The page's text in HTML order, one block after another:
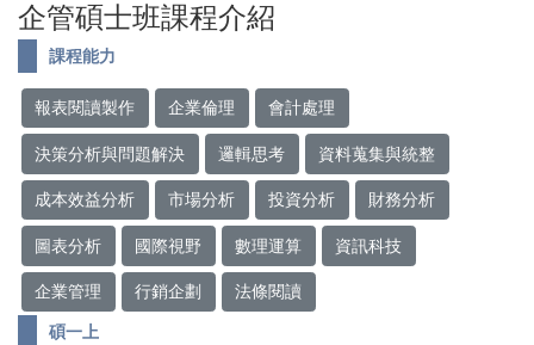
企管碩士班課程介紹
課程能力
報表閱讀製作 企業倫理 會計處理
決策分析與問題解決 邏輯思考 資料蒐集與統整
成本效益分析 市場分析 投資分析 財務分析
圖表分析 國際視野 數理運算 資訊科技
企業管理 行銷企劃 法條閱讀
碩一上